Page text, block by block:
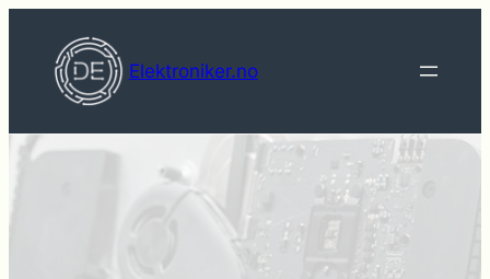
innhold
Elektroniker.no